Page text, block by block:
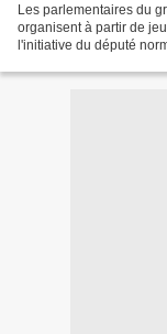
Les parlementaires du
organisent à partir de
l'initiative du député